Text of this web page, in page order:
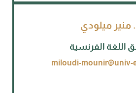
منير ميلودي
اللغة الفرنسية
miloudi-mounir@univ-